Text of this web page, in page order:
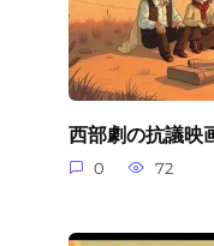
西部劇の抗議映
0 72